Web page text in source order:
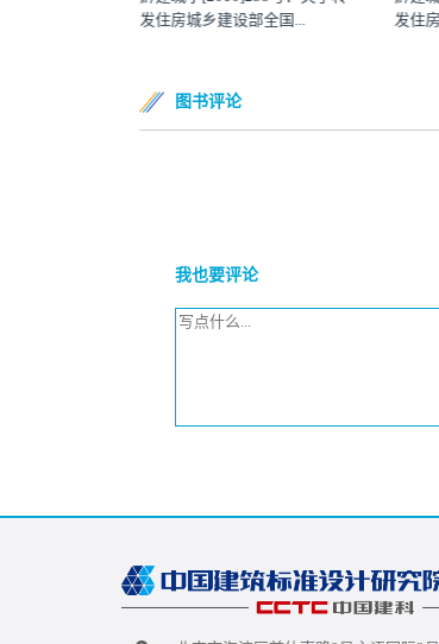
发住房城乡建设部全国...
发住
图书评论
我也要评论